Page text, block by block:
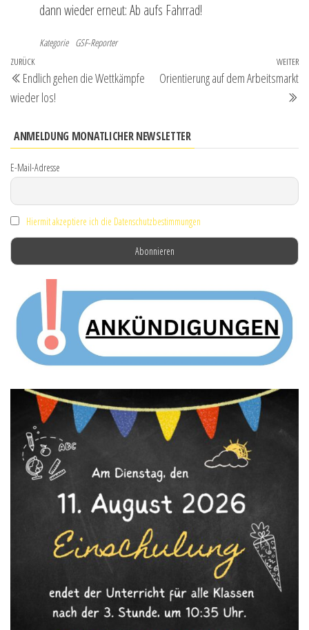
dann wieder erneut: Ab aufs Fahrrad!
Kategorie GSF-Reporter
Beitragsnavigation
Vorheriger
Beitrag
ZURÜCK
Endlich gehen die Wettkämpfe
wieder los!
WEITER
Orientierung auf dem Arbeitsmarkt
ANMELDUNG MONATLICHER NEWSLETTER
E-Mail-Adresse
Hiermit akzeptiere ich die Datenschutzbestimmungen